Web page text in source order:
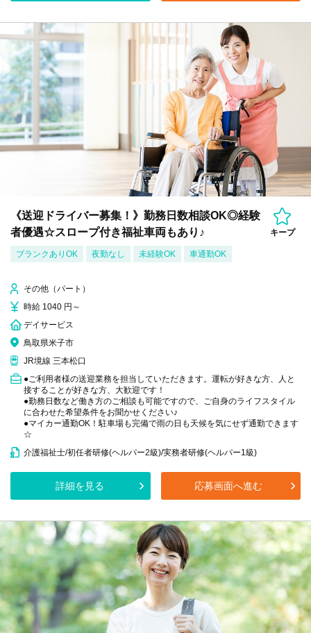
《送迎ドライバー募集！》勤務日数相談OK◎経験
者優遇☆スロープ付き福祉車両もあり♪
キープ
ブランクありOK 夜勤なし 未経験OK 車通勤OK
その他（パート）
時給 1040 円～
デイサービス
鳥取県米子市
JR境線 三本松口
●ご利用者様の送迎業務を担当していただきます。運転が好きな方、人と
接することが好きな方、大歓迎です！
●勤務日数など働き方のご相談も可能ですので、ご自身のライフスタイル
に合わせた希望条件をお聞かせください♪
●マイカー通勤OK！駐車場も完備で雨の日も天候を気にせず通勤できます
☆
介護福祉士/初任者研修(ヘルパー2級)/実務者研修(ヘルパー1級)
詳細を見る 応募画面へ進む